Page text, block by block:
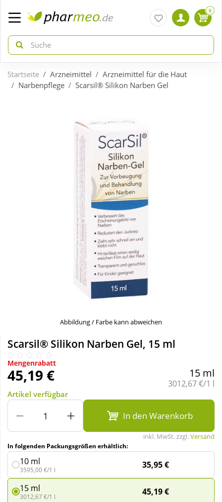
zurück
Täglich gut versorgt
zurück
Körperpflege & Kosmetik
Nahrungsergänzung
Natur & Homöopathie
Sanitätshaus
Sport & Fitness
Tierbedarf
Wellness
0
Startseite Arzneimittel
Arzneimittel für die Haut
Narbenpflege
Scarsil® Silikon Narben Gel
Abbildung / Farbe kann abweichen
Scarsil® Silikon Narben Gel, 15 ml
Mengenrabatt
45,19 € 15 ml
Grundpreis:
3012,67 €/1 l
Artikel verfügbar
In den Warenkorb
inkl. MwSt. zzgl.Versand
In folgenden Packungsgrößen erhältlich:
10 ml
3595,00 €/1 l 35,95 €
15 ml
3012,67 €/1 l 45,19 €